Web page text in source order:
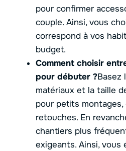
pour confirmer
couple. Ainsi, vous
correspond à vos
budget.
Comment choisir
pour débuter ?Basez
matériaux et la taille
pour petits
retouches. En
chantiers plus
exigeants. Ainsi, vous